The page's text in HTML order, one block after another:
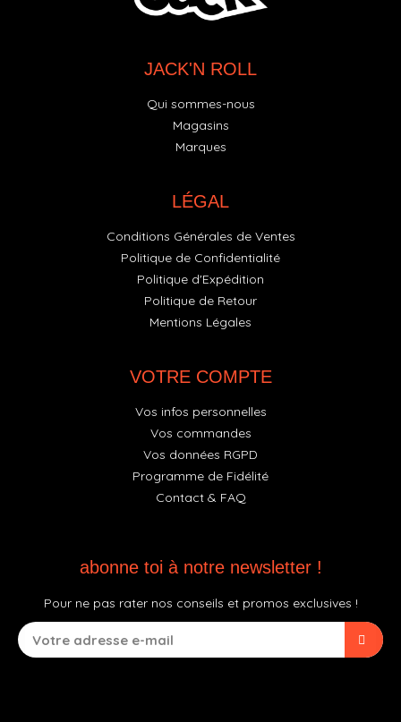
JACK'N ROLL
Qui sommes-nous
Magasins
Marques
LÉGAL
Conditions Générales de Ventes
Politique de Confidentialité
Politique d'Expédition
Politique de Retour
Mentions Légales
VOTRE COMPTE
Vos infos personnelles
Vos commandes
Vos données RGPD
Programme de Fidélité
Contact & FAQ
abonne toi à notre newsletter !
Pour ne pas rater nos conseils et promos exclusives !